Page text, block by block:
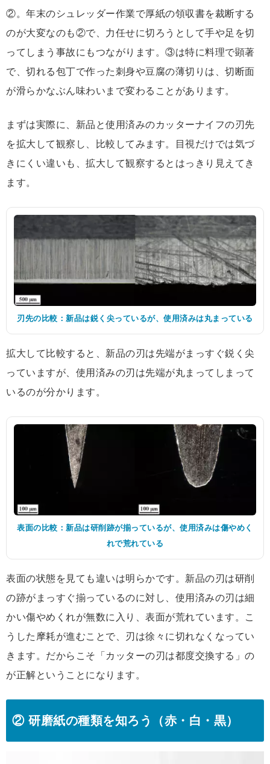
②。年末のシュレッダー作業で厚紙の領収書を裁断する
のが大変なのも②で、力任せに切ろうとして手や足を切
ってしまう事故にもつながります。③は特に料理で顕著
で、切れる包丁で作った刺身や豆腐の薄切りは、切断面
が滑らかなぶん味わいまで変わることがあります。
まずは実際に、新品と使用済みのカッターナイフの刃先
を拡大して観察し、比較してみます。目視だけでは気づ
きにくい違いも、拡大して観察するとはっきり見えてき
ます。
刃先の比較：新品は鋭く尖っているが、使用済みは丸まっている
拡大して比較すると、新品の刃は先端がまっすぐ鋭く尖
っていますが、使用済みの刃は先端が丸まってしまって
いるのが分かります。
表面の比較：新品は研削跡が揃っているが、使用済みは傷やめく
れで荒れている
表面の状態を見ても違いは明らかです。新品の刃は研削
の跡がまっすぐ揃っているのに対し、使用済みの刃は細
かい傷やめくれが無数に入り、表面が荒れています。こ
うした摩耗が進むことで、刃は徐々に切れなくなってい
きます。だからこそ「カッターの刃は都度交換する」の
が正解ということになります。
② 研磨紙の種類を知ろう（赤・白・黒）